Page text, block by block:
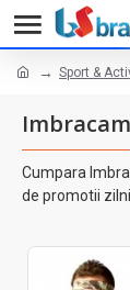
Sport &
Cumpara
de promotii